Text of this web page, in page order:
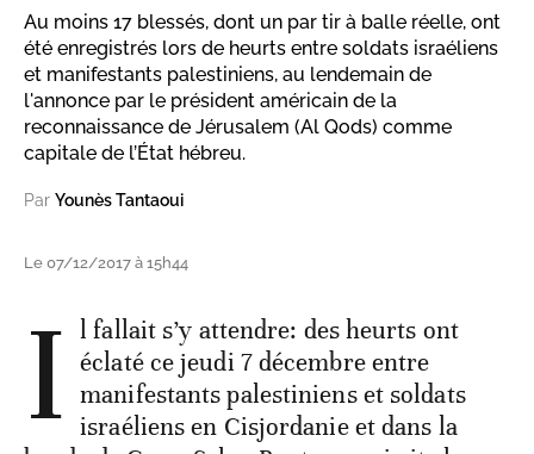
Au moins 17 blessés, dont un par tir à balle réelle, ont
été enregistrés lors de heurts entre soldats israéliens
et manifestants palestiniens, au lendemain de
l'annonce par le président américain de la
reconnaissance de Jérusalem (Al Qods) comme
capitale de l’État hébreu.
Par Younès Tantaoui
Le 07/12/2017 à 15h44
I l fallait s’y attendre: des heurts ont
éclaté ce jeudi 7 décembre entre
manifestants palestiniens et soldats
israéliens en Cisjordanie et dans la